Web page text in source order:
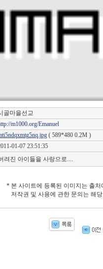
골마을선교
m1000.org/Emanuel
( 589*480 0.2M )
01-07 23:51:35
려진 아이들을 사랑으로....
* 본 사이트에 등록된 이미지는 출
저작권 및 사용에 관한 문의는 해